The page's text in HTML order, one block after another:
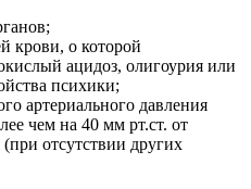
крови, о которой
ацидоз, олигоурия или
психики;
артериального давления
чем на 40 мм рт.ст. от
отсутствии других